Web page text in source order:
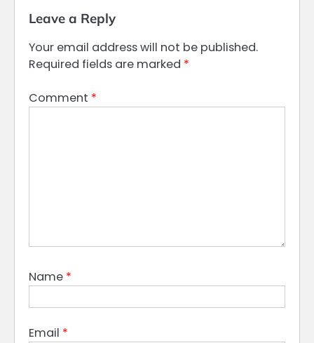
Leave a Reply
Your email address will not be published.
Required fields are marked *
Comment *
Name *
Email *